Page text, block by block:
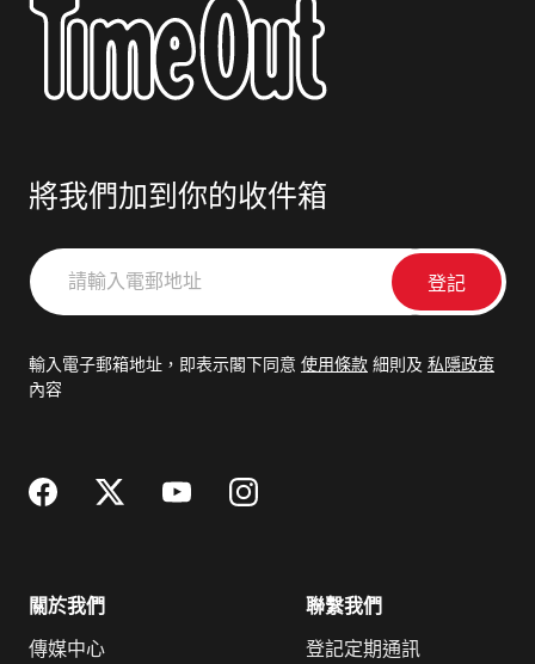
將我們加到你的收件箱
請
輸
郵
輸入電子郵箱地址，即表示閣下同意 使用條款 細則及 私隱政策
內容
關於我們
傳媒中心
聯繫我們
登記定期通訊